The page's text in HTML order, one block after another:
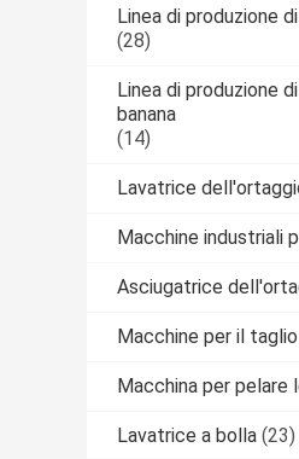
Linea di produzione
(28)
Linea di produzione
banana
(14)
Lavatrice
Macchine industriali
Asciugatrice
Macchine per il
Macchina per pelare
Lavatrice a bolla (23)